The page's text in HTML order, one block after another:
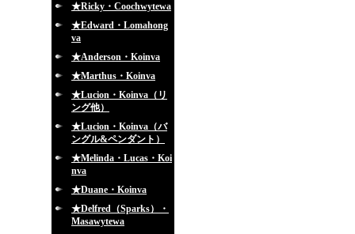
★Ricky・Coochwytewa
★Edward・Lomahong
va
★Anderson・Koinva
★Marthus・Koinva
★Lucion・Koinva（リ
ング他）
★Lucion・Koinva（バ
ングル&ペンダント）
★Melinda・Lucas・Koi
nva
★Duane・Koinva
★Delfred（Sparks）・
Masawytewa